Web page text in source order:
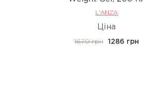
L'ANZA
Ціна
1670 грн 1286 грн